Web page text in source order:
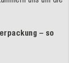
– so